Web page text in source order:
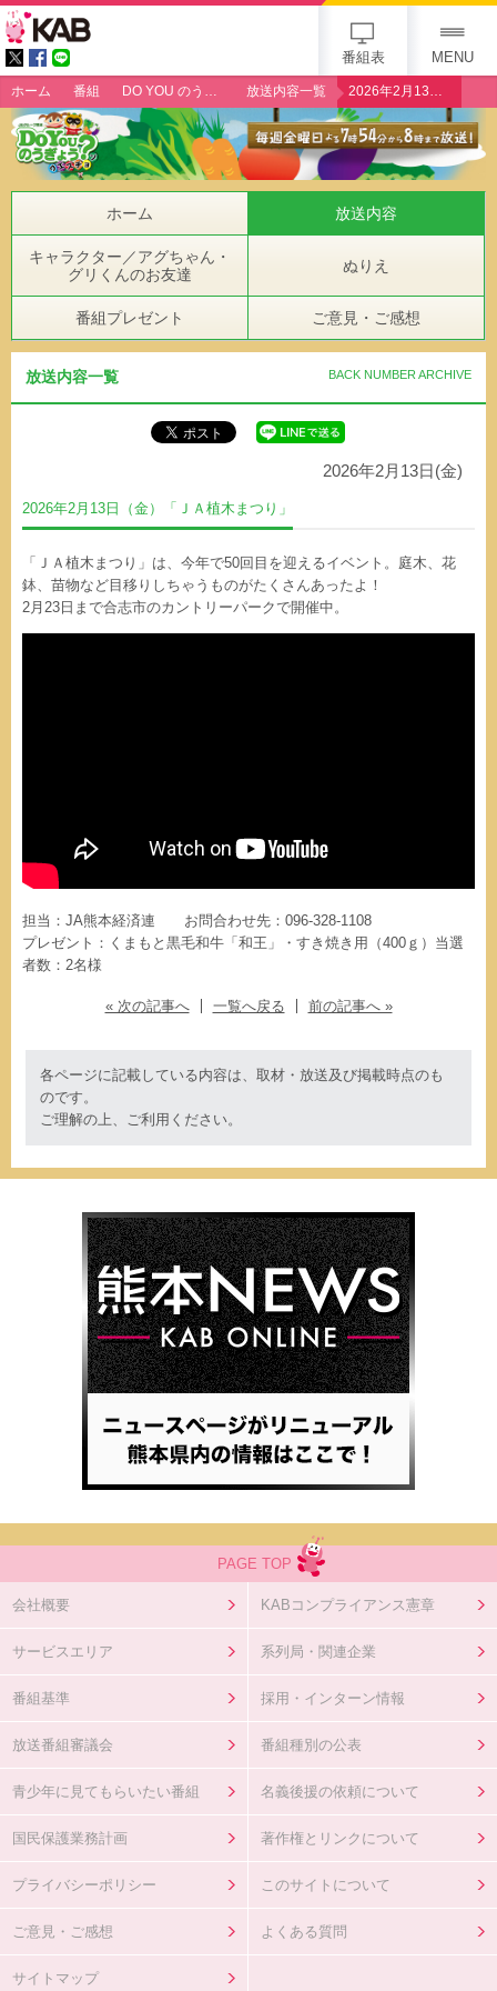
番組表 MENU
ホーム 番組 DO YOU のうぎょう？クエスチョン 放送内容一覧 2026年2月13日（金）「ＪＡ植木まつり」
ホーム 放送内容
キャラクター／アグちゃん・
グリくんのお友達
ぬりえ
番組プレゼント ご意見・ご感想
放送内容一覧 BACK NUMBER ARCHIVE
2026年2月13日(金)
2026年2月13日（金）「ＪＡ植木まつり」
「ＪＡ植木まつり」は、今年で50回目を迎えるイベント。庭木、花
鉢、苗物など目移りしちゃうものがたくさんあったよ！
2月23日まで合志市のカントリーパークで開催中。
担当：JA熊本経済連 お問合わせ先：096-328-1108
プレゼント：くまもと黒毛和牛「和王」・すき焼き用（400ｇ）当選
者数：2名様
« 次の記事へ 一覧へ戻る 前の記事へ »
各ページに記載している内容は、取材・放送及び掲載時点のも
のです。
ご理解の上、ご利用ください。
PAGE TOP
会社概要 KABコンプライアンス憲章
サービスエリア 系列局・関連企業
番組基準 採用・インターン情報
放送番組審議会 番組種別の公表
青少年に見てもらいたい番組 名義後援の依頼について
国民保護業務計画 著作権とリンクについて
プライバシーポリシー このサイトについて
ご意見・ご感想 よくある質問
サイトマップ